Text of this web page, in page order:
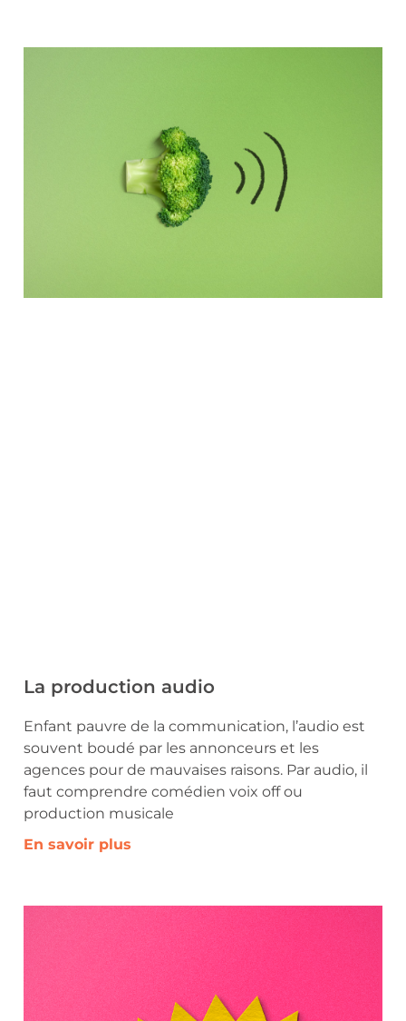
La production audio
Enfant pauvre de la communication, l’audio est
souvent boudé par les annonceurs et les
agences pour de mauvaises raisons. Par audio, il
faut comprendre comédien voix off ou
production musicale
En savoir plus